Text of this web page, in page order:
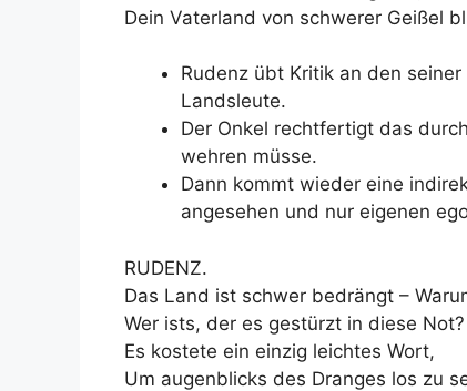
Dein Vaterland von schwerer Geißel
Rudenz übt Kritik an den
Landsleute.
Der Onkel rechtfertigt das
wehren müsse.
Dann kommt wieder eine
angesehen und nur eigenen
RUDENZ.
Das Land ist schwer bedrängt –
Wer ists, der es gestürzt in diese Not?
Es kostete ein einzig leichtes Wort,
Um augenblicks des Dranges los zu